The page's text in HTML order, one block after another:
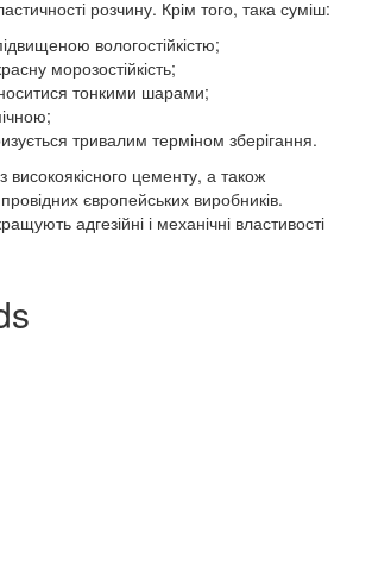
розчину. Крім того, така суміш:
вологостійкістю;
морозостійкість;
тонкими шарами;
тривалим терміном зберігання.
високоякісного цементу, а також
європейських виробників.
адгезійні і механічні властивості